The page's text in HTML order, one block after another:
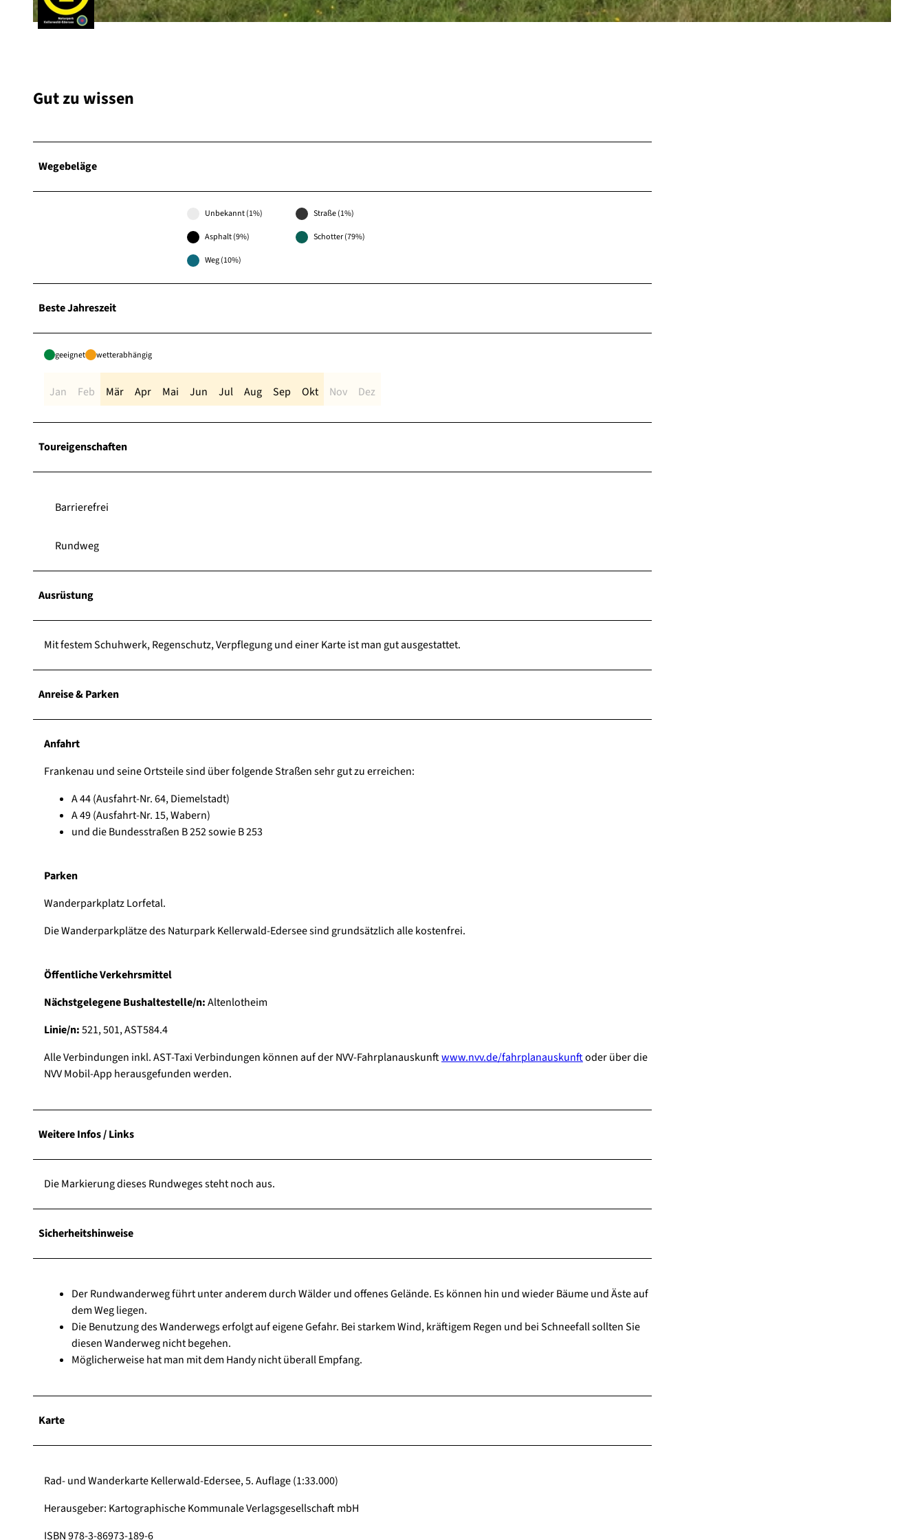
© Elke Matzner, Naturpark Kellerwald-Edersee |
Gut zu wissen
Wegebeläge
Unbekannt (1%) Straße (1%)
Asphalt (9%) Schotter (79%)
Weg (10%)
Beste Jahreszeit
geeignet wetterabhängig
Jan Feb Mär Apr Mai Jun Jul Aug Sep Okt Nov Dez
Toureigenschaften
Barrierefrei
Rundweg
Ausrüstung
Mit festem Schuhwerk, Regenschutz, Verpflegung und einer Karte ist man gut ausgestattet.
Anreise & Parken
Anfahrt
Frankenau und seine Ortsteile sind über folgende Straßen sehr gut zu erreichen:
A 44 (Ausfahrt-Nr. 64, Diemelstadt)
A 49 (Ausfahrt-Nr. 15, Wabern)
und die Bundesstraßen B 252 sowie B 253
Parken
Wanderparkplatz Lorfetal.
Die Wanderparkplätze des Naturpark Kellerwald-Edersee sind grundsätzlich alle kostenfrei.
Öffentliche Verkehrsmittel
Nächstgelegene Bushaltestelle/n:Altenlotheim
Linie/n:521, 501, AST584.4
Alle Verbindungen inkl. AST-Taxi Verbindungen können auf der NVV-Fahrplanauskunftwww.nvv.de/fahrplanauskunftoder über die
NVV Mobil-App herausgefunden werden.
Weitere Infos / Links
Die Markierung dieses Rundweges steht noch aus.
Sicherheitshinweise
Der Rundwanderweg führt unter anderem durch Wälder und offenes Gelände. Es können hin und wieder Bäume und Äste auf
dem Weg liegen.
Die Benutzung des Wanderwegs erfolgt auf eigene Gefahr. Bei starkem Wind, kräftigem Regen und bei Schneefall sollten Sie
diesen Wanderweg nicht begehen.
Möglicherweise hat man mit dem Handy nicht überall Empfang.
Karte
Rad- und Wanderkarte Kellerwald-Edersee, 5. Auflage (1:33.000)
Herausgeber: Kartographische Kommunale Verlagsgesellschaft mbH
ISBN 978-3-86973-189-6